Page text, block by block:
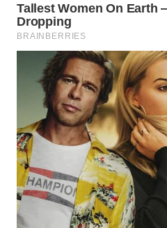
WN
KUNINGAN
WN
MAJALENGKA
WN
SUBANG
SUKABUMI
WN